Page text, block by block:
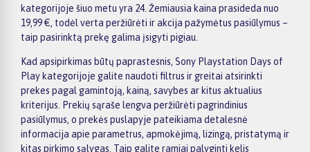
kategorijoje šiuo metu yra 24. Žemiausia kaina prasideda nuo
19,99 €, todėl verta peržiūrėti ir akcija pažymėtus pasiūlymus –
taip pasirinktą prekę galima įsigyti pigiau.
Kad apsipirkimas būtų paprastesnis, Sony Playstation Days of
Play kategorijoje galite naudoti filtrus ir greitai atsirinkti
prekes pagal gamintoją, kainą, savybes ar kitus aktualius
kriterijus. Prekių sąraše lengva peržiūrėti pagrindinius
pasiūlymus, o prekės puslapyje pateikiama detalesnė
informacija apie parametrus, apmokėjimą, lizingą, pristatymą ir
kitas pirkimo sąlygas. Taip galite ramiai palyginti kelis